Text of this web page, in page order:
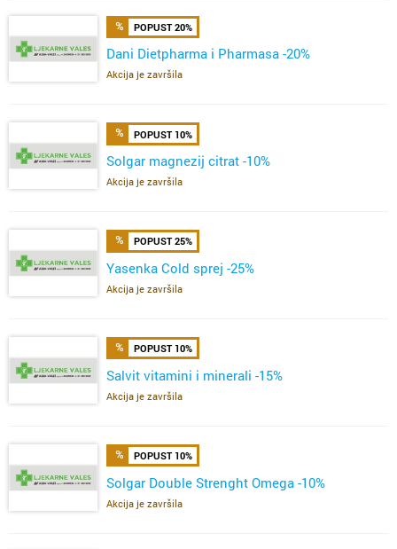
POPUST 20%
Dani Dietpharma i Pharmasa -20%
Akcija je završila
POPUST 10%
Solgar magnezij citrat -10%
Akcija je završila
POPUST 25%
Yasenka Cold sprej -25%
Akcija je završila
POPUST 10%
Salvit vitamini i minerali -15%
Akcija je završila
POPUST 10%
Solgar Double Strenght Omega -10%
Akcija je završila